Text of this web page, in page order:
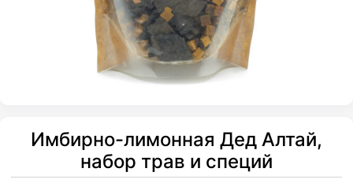
Имбирно-лимонная Дед Алтай,
набор трав и специй